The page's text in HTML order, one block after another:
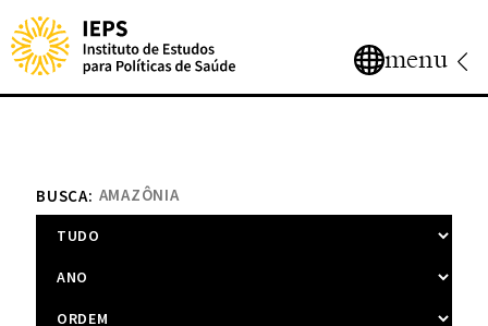
menu
BUSCA: